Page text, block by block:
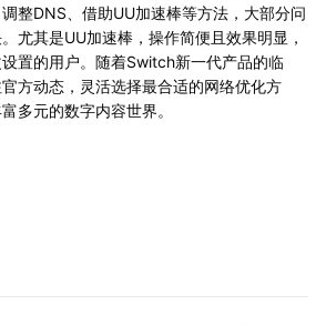
整DNS、借助UU加速棒等方法，大部分问
尤其是UU加速棒，操作简便且效果明显，
置的用户。随着Switch新一代产品的临
方动态，灵活选择最合适的网络优化方
多元的数字内容世界。